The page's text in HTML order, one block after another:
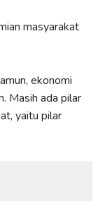
masyarakat
ekonomi
Masih ada pilar
yaitu pilar